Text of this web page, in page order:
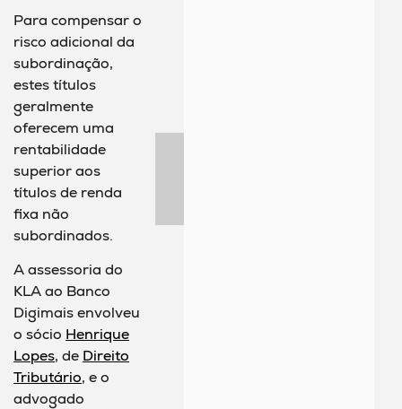
Para compensar o
risco adicional da
subordinação,
estes títulos
geralmente
oferecem uma
rentabilidade
superior aos
títulos de renda
fixa não
subordinados.
A assessoria do
KLA ao Banco
Digimais envolveu
o sócio Henrique
Lopes, de Direito
Tributário, e o
advogado